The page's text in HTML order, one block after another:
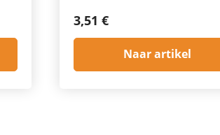
3,51 €
Naar artikel